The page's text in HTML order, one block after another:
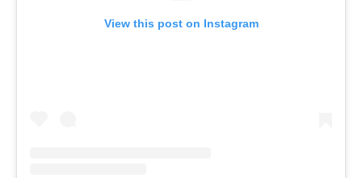
View this post on Instagram